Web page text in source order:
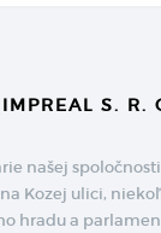
IMPREAL S. R.
našej
Kozej ulici,
hradu a